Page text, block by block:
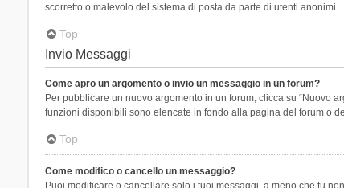
scorretto o malevolo del sistema di posta da parte di utenti anonimi.
Top
Invio Messaggi
Come apro un argomento o invio un messaggio in un forum?
Per pubblicare un nuovo argomento in un forum, clicca su “Nuovo
funzioni disponibili sono elencate in fondo alla pagina del forum o
Top
Come modifico o cancello un messaggio?
Puoi modificare o cancellare solo i tuoi messaggi, a meno che tu